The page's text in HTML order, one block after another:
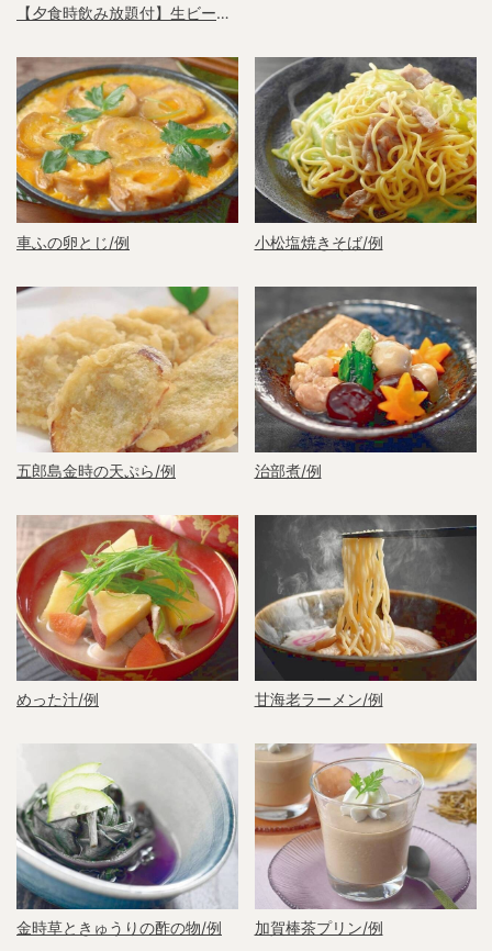
【夕食時飲み放題付】生ビー
車ふの卵とじ/例 小松塩焼きそば/例
五郎島金時の天ぷら/例 治部煮/例
めった汁/例 甘海老ラーメン/例
金時草ときゅうりの酢の物/例 加賀棒茶プリン/例